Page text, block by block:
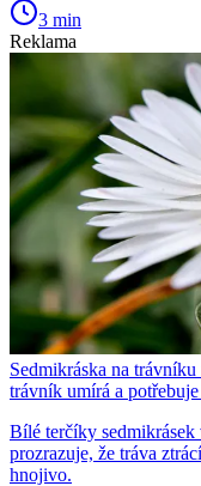
3 min
Reklama
Sedmikráska na
trávník umírá a potřebuje
Bílé terčíky
prozrazuje, že tráva
hnojivo.